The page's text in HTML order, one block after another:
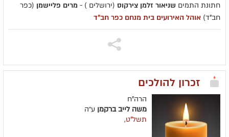
חתונת התמים שניאור זלמן צירקוס (ירושלים ) - מרים פליישמן (כפר
חב"ד) אוהל האירועים בית מנחם כפר חב"ד
זכרון להולכים
הרה"ח
משה לייב ברקמן ע״ה
תשל"ט,